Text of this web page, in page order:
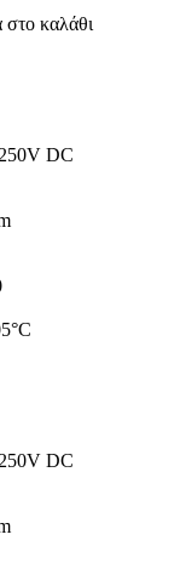
στο καλάθι
DC
DC